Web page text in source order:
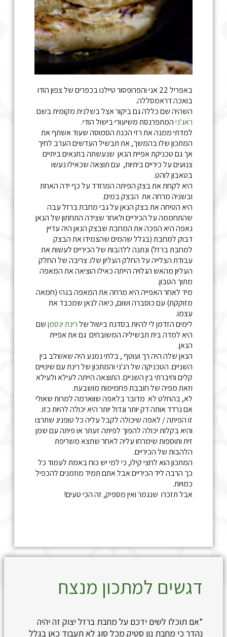
באפריל 22 אני והפרופסור טיילנו בכפרים של צפון הודו
בואכה דראמסללה.
השהיה שם כללה גם ביקור אצל בשלנית מקומית בשם
ראג'ניהמתפרנסת משיעורי בישול הודי.
למדתי ממנה את רזי הכנת הסמוסה שעוד אשתף את
המתכון שלו בהמשך, את תבשיל העדשים הערב לחיך
אך גם טכניקת אפיית הנאן שנעשתה בתנאים ביתיים
צנועים על כיריים ביתיות, עם תוצאה שכאילו נעשו
בטאבון לוהט.
היא לקחת את בצק הפיתה המרודד על כף ידה האחת
ובשניה מרחה את הבצק במים.
היא הטיחה את בצק הנאן על גבי מחבת ברזל עבה
שהתחממה על הכיריים ולאחר שצידה התחתון של הנאן
נאפה היא הפכה את המחבת שבצק הנאן היה עדיין
דבוק למחבת (בגלל שהמים שהצמידו את הבצק
למחבת ברזל) ונתנה ללהבות של הכיריים לעשות את
עבודת הצלייה על החלק העליון שלו. צריבה של החלק
העליון מהאש הגלויה הייתה כאילו הוציאה את המאפה
מתוך הטבון.
מיד לאחר האפייה היא מרחה את המאפה בגהי (חמאה
מזוקקת) עם כוסברה ושום, כיאה לנאן שמכבד את
עצמו.
לימים הזדמן לי להיות בסדנת בישול שלרינת ינסמןשם
היא למדה בית תבשיליה המשובחים גם את אפיית
הנאן.
הנאן שלה היה רך ועוטף , בלתי נמנע היה שאשלב בין
השניים. הטכניקה של רג'ני והמתכון של רינת עם שינויים
קלים וחיברתי בין השניים. התוצאה הייתה לעילא ולעילא
וזאת מפיה של חובבת פחמימות מושבעת.
לא, בהחלט לא מדובר בלאפה שווארמה למרות שאולי
אם נרדד אותה דק יותר וגדול יותר היא יכולה להיות כזו.
זו הפיתה / לאפה שיכולה לקבל עליה כל טופניג שתרצו
והיא בקלות יכולה להפוך לפיתה זעתר או פיתה עם שמן
זית ותוספות שימרחו עליה לאחר שתצא משריפת
הלהבות של הכיריים.
המתכון הוא לחצי קילו, כי למי יש כוח באמת לעמוד כל
כך הרבה ליד הכיריים אבל אתם תמיד מוזמנים להכפיל
כמויות.
אבל תזכרו שנגמר ואין מספיק, זה הכי טעים!
דגשים למתכון מנצח
*אם תוכלו לשים ידכם על מחבת ברזל יצוק זה יהיה
נהדר כי מחבת נון סטיק מכל סוג לא תעבוד כאן בגלל